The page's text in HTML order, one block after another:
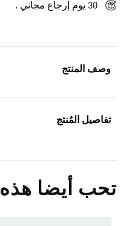
وصف المنتج
تفاصيل المُنتج
تحب أيضا هذه